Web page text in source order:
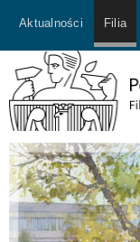
Aktualności Filia